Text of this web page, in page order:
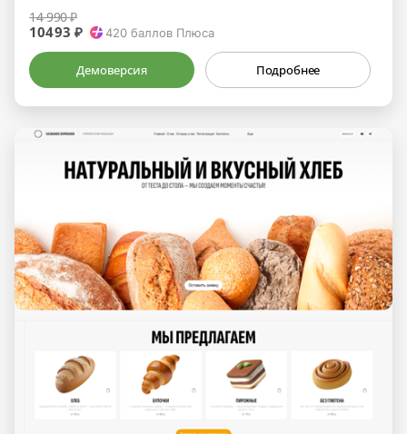
14 990 ₽
10493 ₽ 420 баллов Плюса
Демоверсия Подробнее